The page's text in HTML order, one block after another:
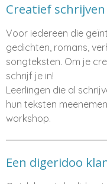
Creatief
Voor iedereen die
gedichten, romans,
songteksten. Om je
schrijf je in!
Leerlingen die al
hun teksten
workshop.
Een digeridoo